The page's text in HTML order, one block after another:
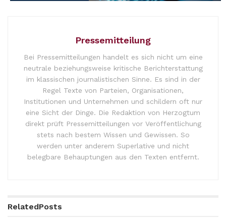
Pressemitteilung
Bei Pressemitteilungen handelt es sich nicht um eine
neutrale beziehungsweise kritische Berichterstattung
im klassischen journalistischen Sinne. Es sind in der
Regel Texte von Parteien, Organisationen,
Institutionen und Unternehmen und schildern oft nur
eine Sicht der Dinge. Die Redaktion von Herzogtum
direkt prüft Pressemitteilungen vor Veröffentlichung
stets nach bestem Wissen und Gewissen. So
werden unter anderem Superlative und nicht
belegbare Behauptungen aus den Texten entfernt.
RelatedPosts